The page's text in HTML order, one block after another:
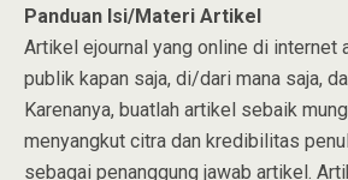
Panduan Isi/Materi Artikel
Artikel ejournal yang online di internet
publik kapan saja, di/dari mana saja,
Karenanya, buatlah artikel sebaik
menyangkut citra dan kredibilitas
sebagai penanggung jawab artikel.